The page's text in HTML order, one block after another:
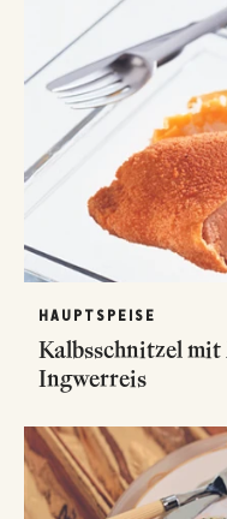
HAUPTSPEISE
Kalbsschnitzel
Ingwerreis